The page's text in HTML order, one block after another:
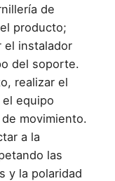
de
producto;
el instalador
del soporte.
realizar el
equipo
movimiento.
a la
las
y la polaridad